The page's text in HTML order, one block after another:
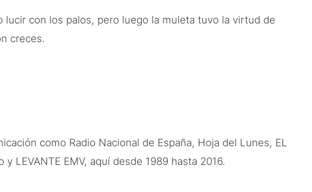
con los palos, pero luego la muleta tuvo la virtud de
creces.
como Radio Nacional de España, Hoja del Lunes, EL
LEVANTE EMV, aquí desde 1989 hasta 2016.